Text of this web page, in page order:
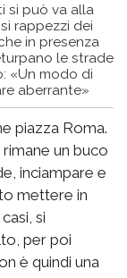
si può va alla
rappezzi dei
in presenza
le strade
«Un modo di
aberrante»
piazza Roma.
un buco
inciampare e
mettere in
si
per poi
è quindi una